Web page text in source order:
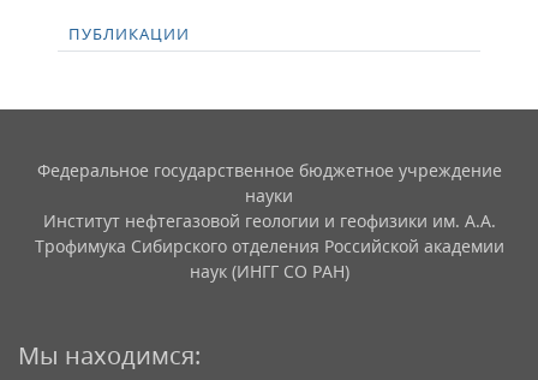
ПУБЛИКАЦИИ
Федеральное государственное бюджетное учреждение
науки
Институт нефтегазовой геологии и геофизики им. А.А.
Трофимука Сибирского отделения Российской академии
наук (ИНГГ СО РАН)
Мы находимся: